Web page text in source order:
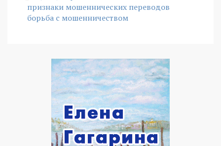
признаки мошеннических переводов
борьба с мошенничеством